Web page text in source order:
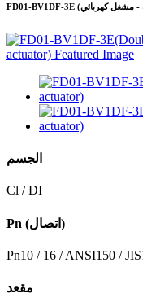
الجسم
Cl / DI
Pn (اتصال)
Pn10 / 16 / ANSI150 /
مقعد